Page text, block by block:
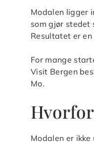
Modalen ligger
som gjør stedet
Resultatet er
For mange
Visit Bergen
Mo.
Modalen er